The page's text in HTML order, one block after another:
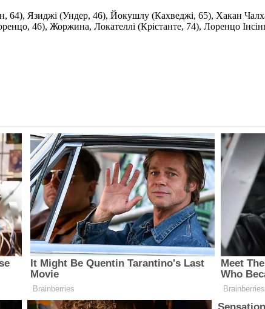
Язиджі (Ундер, 46), Йокушлу (Кахведжі, 65), Хакан
46), Жоржина, Локателлі (Крістанте, 74), Лоренцо